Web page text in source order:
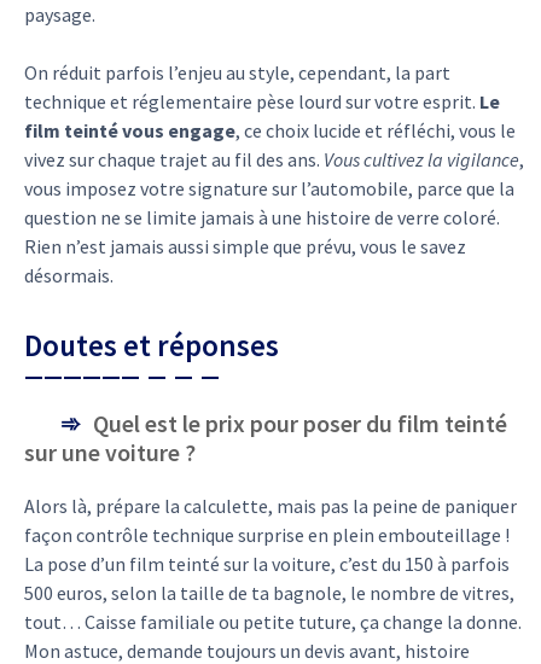
paysage.
On réduit parfois l’enjeu au style, cependant, la part
technique et réglementaire pèse lourd sur votre esprit. Le
film teinté vous engage, ce choix lucide et réfléchi, vous le
vivez sur chaque trajet au fil des ans. Vous cultivez la vigilance,
vous imposez votre signature sur l’automobile, parce que la
question ne se limite jamais à une histoire de verre coloré.
Rien n’est jamais aussi simple que prévu, vous le savez
désormais.
Doutes et réponses
Quel est le prix pour poser du film teinté
sur une voiture ?
Alors là, prépare la calculette, mais pas la peine de paniquer
façon contrôle technique surprise en plein embouteillage !
La pose d’un film teinté sur la voiture, c’est du 150 à parfois
500 euros, selon la taille de ta bagnole, le nombre de vitres,
tout… Caisse familiale ou petite tuture, ça change la donne.
Mon astuce, demande toujours un devis avant, histoire